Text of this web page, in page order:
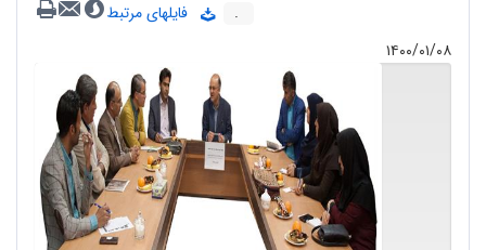
.
فایلهای مرتبط
۱۴۰۰/۰۱/۰۸